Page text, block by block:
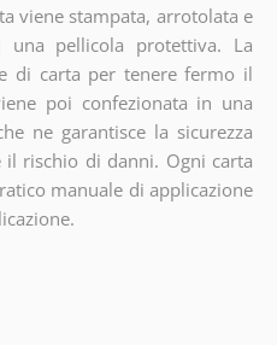
viene stampata, arrotolata e
una pellicola protettiva. La
di carta per tenere fermo il
poi confezionata in una
ne garantisce la sicurezza
rischio di danni. Ogni carta
manuale di applicazione